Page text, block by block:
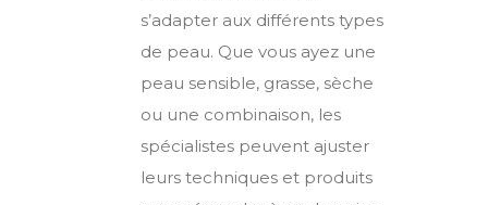
s’adapter aux différents types
de peau. Que vous ayez une
peau sensible, grasse, sèche
ou une combinaison, les
spécialistes peuvent ajuster
leurs techniques et produits